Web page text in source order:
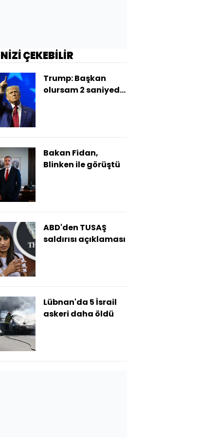
ÇEKEBİLİR
Trump: Başkan
olursam 2 saniyede
Bakan Fidan,
Blinken ile görüştü
ABD'den TUSAŞ
saldırısı açıklaması
Lübnan'da 5 İsrail
askeri daha öldü